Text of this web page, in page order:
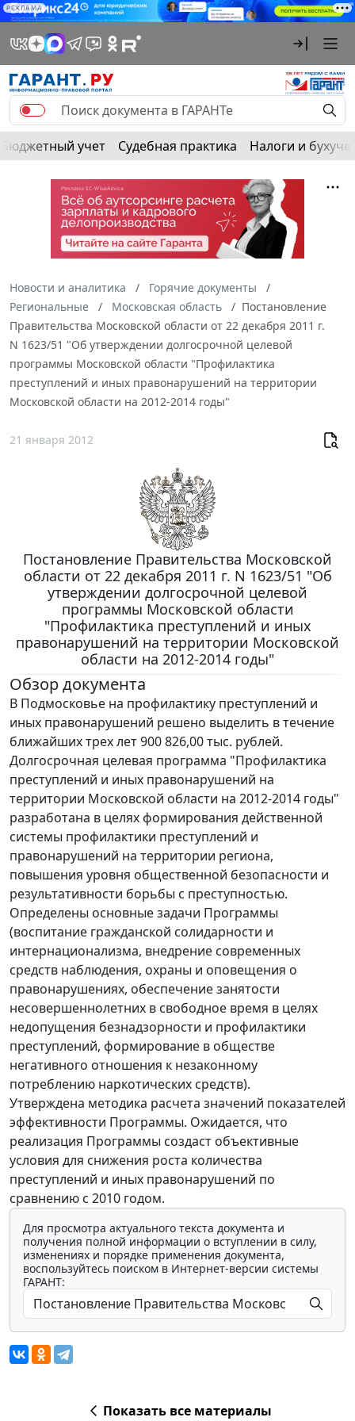
РЕКЛАМА
Бюджетный учет Судебная практика Налоги и
Новости и аналитика
Горячие документы
Региональные
Московская область
Постановление
Правительства Московской области от 22 декабря 2011 г.
N 1623/51 "Об утверждении долгосрочной целевой
программы Московской области "Профилактика
преступлений и иных правонарушений на территории
Московской области на 2012-2014 годы"
21 января 2012
Постановление Правительства Московской
области от 22 декабря 2011 г. N 1623/51 "Об
утверждении долгосрочной целевой
программы Московской области
"Профилактика преступлений и иных
правонарушений на территории Московской
области на 2012-2014 годы"
Обзор документа
В Подмосковье на профилактику преступлений и
иных правонарушений решено выделить в течение
ближайших трех лет 900 826,00 тыс. рублей.
Долгосрочная целевая программа "Профилактика
преступлений и иных правонарушений на
территории Московской области на 2012-2014 годы"
разработана в целях формирования действенной
системы профилактики преступлений и
правонарушений на территории региона,
повышения уровня общественной безопасности и
результативности борьбы с преступностью.
Определены основные задачи Программы
(воспитание гражданской солидарности и
интернационализма, внедрение современных
средств наблюдения, охраны и оповещения о
правонарушениях, обеспечение занятости
несовершеннолетних в свободное время в целях
недопущения безнадзорности и профилактики
преступлений, формирование в обществе
негативного отношения к незаконному
потреблению наркотических средств).
Утверждена методика расчета значений показателей
эффективности Программы. Ожидается, что
реализация Программы создаст объективные
условия для снижения роста количества
преступлений и иных правонарушений по
сравнению с 2010 годом.
Для просмотра актуального текста документа и
получения полной информации о вступлении в силу,
изменениях и порядке применения документа,
воспользуйтесь поиском в Интернет-версии системы
ГАРАНТ:
Показать все материалы